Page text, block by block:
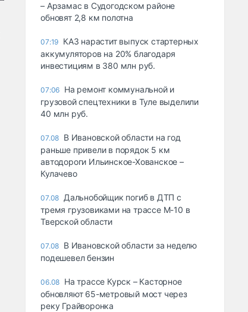
– Арзамас в Судогодском районе
обновят 2,8 км полотна
07:19 КАЗ нарастит выпуск стартерных
аккумуляторов на 20% благодаря
инвестициям в 380 млн руб.
07:06 На ремонт коммунальной и
грузовой спецтехники в Туле выделили
40 млн руб.
07.08 В Ивановской области на год
раньше привели в порядок 5 км
автодороги Ильинское-Хованское –
Кулачево
07.08 Дальнобойщик погиб в ДТП с
тремя грузовиками на трассе М-10 в
Тверской области
07.08 В Ивановской области за неделю
подешевел бензин
06.08 На трассе Курск – Касторное
обновляют 65-метровый мост через
реку Грайворонка